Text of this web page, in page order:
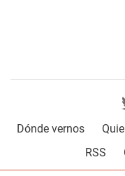
Dónde vernos
RSS